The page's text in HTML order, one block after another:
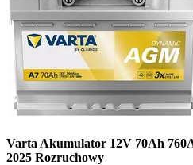
Varta Akumulator 12V 70Ah
2025 Rozruchowy